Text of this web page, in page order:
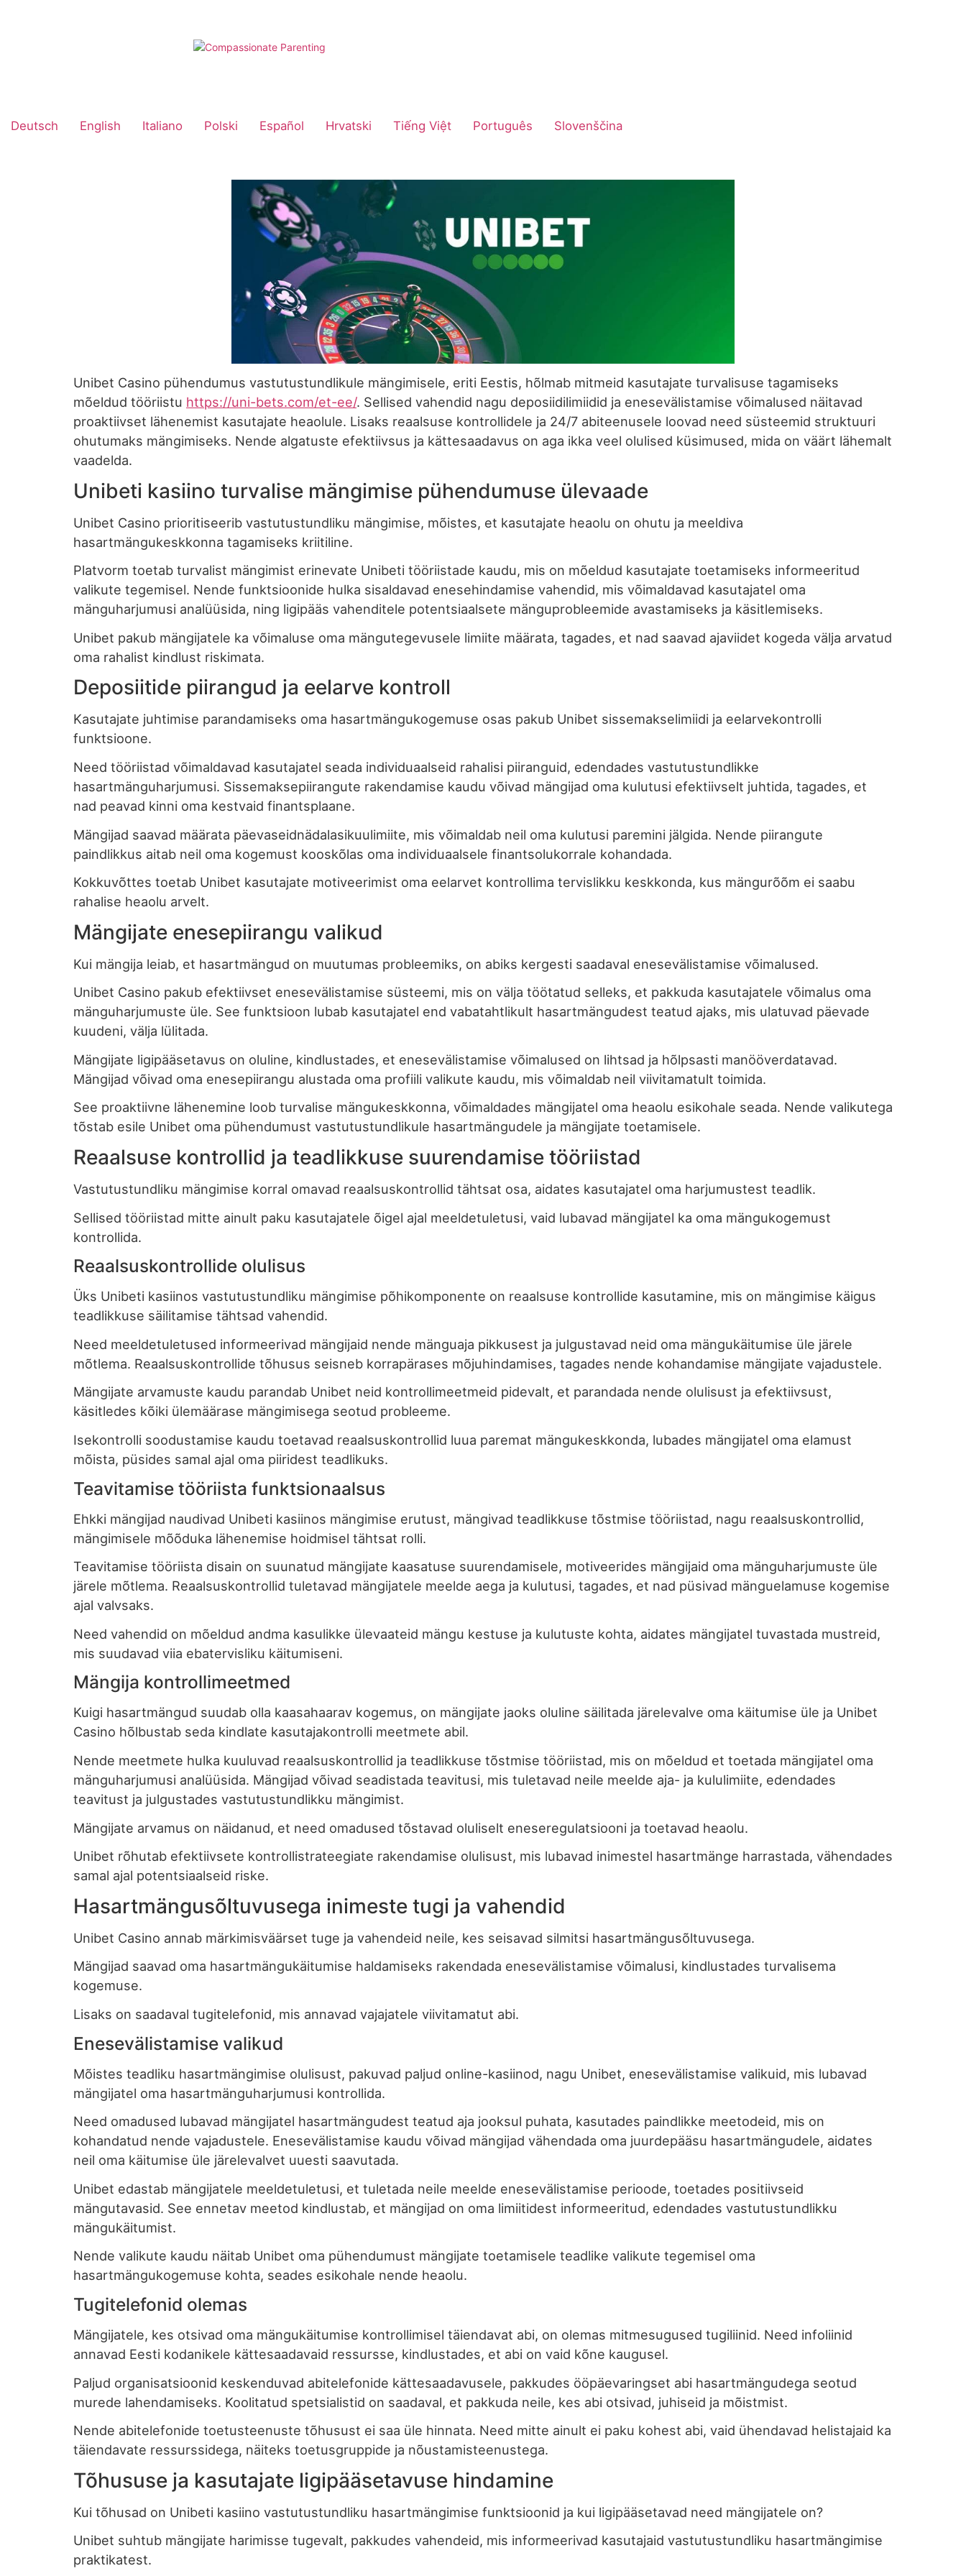
Deutsch English Italiano Polski Español Hrvatski Tiếng Việt Português Slovenščina
Unibet Casino pühendumus vastutustundlikule mängimisele, eriti Eestis, hõlmab mitmeid kasutajate turvalisuse tagamiseks
mõeldud tööriistu https://uni-bets.com/et-ee/. Sellised vahendid nagu deposiidilimiidid ja enesevälistamise võimalused näitavad
proaktiivset lähenemist kasutajate heaolule. Lisaks reaalsuse kontrollidele ja 24/7 abiteenusele loovad need süsteemid struktuuri
ohutumaks mängimiseks. Nende algatuste efektiivsus ja kättesaadavus on aga ikka veel olulised küsimused, mida on väärt lähemalt
vaadelda.
Unibeti kasiino turvalise mängimise pühendumuse ülevaade
Unibet Casino prioritiseerib vastutustundliku mängimise, mõistes, et kasutajate heaolu on ohutu ja meeldiva
hasartmängukeskkonna tagamiseks kriitiline.
Platvorm toetab turvalist mängimist erinevate Unibeti tööriistade kaudu, mis on mõeldud kasutajate toetamiseks informeeritud
valikute tegemisel. Nende funktsioonide hulka sisaldavad enesehindamise vahendid, mis võimaldavad kasutajatel oma
mänguharjumusi analüüsida, ning ligipääs vahenditele potentsiaalsete mänguprobleemide avastamiseks ja käsitlemiseks.
Unibet pakub mängijatele ka võimaluse oma mängutegevusele limiite määrata, tagades, et nad saavad ajaviidet kogeda välja arvatud
oma rahalist kindlust riskimata.
Deposiitide piirangud ja eelarve kontroll
Kasutajate juhtimise parandamiseks oma hasartmängukogemuse osas pakub Unibet sissemakselimiidi ja eelarvekontrolli
funktsioone.
Need tööriistad võimaldavad kasutajatel seada individuaalseid rahalisi piiranguid, edendades vastutustundlikke
hasartmänguharjumusi. Sissemaksepiirangute rakendamise kaudu võivad mängijad oma kulutusi efektiivselt juhtida, tagades, et
nad peavad kinni oma kestvaid finantsplaane.
Mängijad saavad määrata päevaseidnädalasikuulimiite, mis võimaldab neil oma kulutusi paremini jälgida. Nende piirangute
paindlikkus aitab neil oma kogemust kooskõlas oma individuaalsele finantsolukorrale kohandada.
Kokkuvõttes toetab Unibet kasutajate motiveerimist oma eelarvet kontrollima tervislikku keskkonda, kus mängurõõm ei saabu
rahalise heaolu arvelt.
Mängijate enesepiirangu valikud
Kui mängija leiab, et hasartmängud on muutumas probleemiks, on abiks kergesti saadaval enesevälistamise võimalused.
Unibet Casino pakub efektiivset enesevälistamise süsteemi, mis on välja töötatud selleks, et pakkuda kasutajatele võimalus oma
mänguharjumuste üle. See funktsioon lubab kasutajatel end vabatahtlikult hasartmängudest teatud ajaks, mis ulatuvad päevade
kuudeni, välja lülitada.
Mängijate ligipääsetavus on oluline, kindlustades, et enesevälistamise võimalused on lihtsad ja hõlpsasti manööverdatavad.
Mängijad võivad oma enesepiirangu alustada oma profiili valikute kaudu, mis võimaldab neil viivitamatult toimida.
See proaktiivne lähenemine loob turvalise mängukeskkonna, võimaldades mängijatel oma heaolu esikohale seada. Nende valikutega
tõstab esile Unibet oma pühendumust vastutustundlikule hasartmängudele ja mängijate toetamisele.
Reaalsuse kontrollid ja teadlikkuse suurendamise tööriistad
Vastutustundliku mängimise korral omavad reaalsuskontrollid tähtsat osa, aidates kasutajatel oma harjumustest teadlik.
Sellised tööriistad mitte ainult paku kasutajatele õigel ajal meeldetuletusi, vaid lubavad mängijatel ka oma mängukogemust
kontrollida.
Reaalsuskontrollide olulisus
Üks Unibeti kasiinos vastutustundliku mängimise põhikomponente on reaalsuse kontrollide kasutamine, mis on mängimise käigus
teadlikkuse säilitamise tähtsad vahendid.
Need meeldetuletused informeerivad mängijaid nende mänguaja pikkusest ja julgustavad neid oma mängukäitumise üle järele
mõtlema. Reaalsuskontrollide tõhusus seisneb korrapärases mõjuhindamises, tagades nende kohandamise mängijate vajadustele.
Mängijate arvamuste kaudu parandab Unibet neid kontrollimeetmeid pidevalt, et parandada nende olulisust ja efektiivsust,
käsitledes kõiki ülemäärase mängimisega seotud probleeme.
Isekontrolli soodustamise kaudu toetavad reaalsuskontrollid luua paremat mängukeskkonda, lubades mängijatel oma elamust
mõista, püsides samal ajal oma piiridest teadlikuks.
Teavitamise tööriista funktsionaalsus
Ehkki mängijad naudivad Unibeti kasiinos mängimise erutust, mängivad teadlikkuse tõstmise tööriistad, nagu reaalsuskontrollid,
mängimisele mõõduka lähenemise hoidmisel tähtsat rolli.
Teavitamise tööriista disain on suunatud mängijate kaasatuse suurendamisele, motiveerides mängijaid oma mänguharjumuste üle
järele mõtlema. Reaalsuskontrollid tuletavad mängijatele meelde aega ja kulutusi, tagades, et nad püsivad mänguelamuse kogemise
ajal valvsaks.
Need vahendid on mõeldud andma kasulikke ülevaateid mängu kestuse ja kulutuste kohta, aidates mängijatel tuvastada mustreid,
mis suudavad viia ebatervisliku käitumiseni.
Mängija kontrollimeetmed
Kuigi hasartmängud suudab olla kaasahaarav kogemus, on mängijate jaoks oluline säilitada järelevalve oma käitumise üle ja Unibet
Casino hõlbustab seda kindlate kasutajakontrolli meetmete abil.
Nende meetmete hulka kuuluvad reaalsuskontrollid ja teadlikkuse tõstmise tööriistad, mis on mõeldud et toetada mängijatel oma
mänguharjumusi analüüsida. Mängijad võivad seadistada teavitusi, mis tuletavad neile meelde aja- ja kululimiite, edendades
teavitust ja julgustades vastutustundlikku mängimist.
Mängijate arvamus on näidanud, et need omadused tõstavad oluliselt eneseregulatsiooni ja toetavad heaolu.
Unibet rõhutab efektiivsete kontrollistrateegiate rakendamise olulisust, mis lubavad inimestel hasartmänge harrastada, vähendades
samal ajal potentsiaalseid riske.
Hasartmängusõltuvusega inimeste tugi ja vahendid
Unibet Casino annab märkimisväärset tuge ja vahendeid neile, kes seisavad silmitsi hasartmängusõltuvusega.
Mängijad saavad oma hasartmängukäitumise haldamiseks rakendada enesevälistamise võimalusi, kindlustades turvalisema
kogemuse.
Lisaks on saadaval tugitelefonid, mis annavad vajajatele viivitamatut abi.
Enesevälistamise valikud
Mõistes teadliku hasartmängimise olulisust, pakuvad paljud online-kasiinod, nagu Unibet, enesevälistamise valikuid, mis lubavad
mängijatel oma hasartmänguharjumusi kontrollida.
Need omadused lubavad mängijatel hasartmängudest teatud aja jooksul puhata, kasutades paindlikke meetodeid, mis on
kohandatud nende vajadustele. Enesevälistamise kaudu võivad mängijad vähendada oma juurdepääsu hasartmängudele, aidates
neil oma käitumise üle järelevalvet uuesti saavutada.
Unibet edastab mängijatele meeldetuletusi, et tuletada neile meelde enesevälistamise perioode, toetades positiivseid
mängutavasid. See ennetav meetod kindlustab, et mängijad on oma limiitidest informeeritud, edendades vastutustundlikku
mängukäitumist.
Nende valikute kaudu näitab Unibet oma pühendumust mängijate toetamisele teadlike valikute tegemisel oma
hasartmängukogemuse kohta, seades esikohale nende heaolu.
Tugitelefonid olemas
Mängijatele, kes otsivad oma mängukäitumise kontrollimisel täiendavat abi, on olemas mitmesugused tugiliinid. Need infoliinid
annavad Eesti kodanikele kättesaadavaid ressursse, kindlustades, et abi on vaid kõne kaugusel.
Paljud organisatsioonid keskenduvad abitelefonide kättesaadavusele, pakkudes ööpäevaringset abi hasartmängudega seotud
murede lahendamiseks. Koolitatud spetsialistid on saadaval, et pakkuda neile, kes abi otsivad, juhiseid ja mõistmist.
Nende abitelefonide toetusteenuste tõhusust ei saa üle hinnata. Need mitte ainult ei paku kohest abi, vaid ühendavad helistajaid ka
täiendavate ressurssidega, näiteks toetusgruppide ja nõustamisteenustega.
Tõhususe ja kasutajate ligipääsetavuse hindamine
Kui tõhusad on Unibeti kasiino vastutustundliku hasartmängimise funktsioonid ja kui ligipääsetavad need mängijatele on?
Unibet suhtub mängijate harimisse tugevalt, pakkudes vahendeid, mis informeerivad kasutajaid vastutustundliku hasartmängimise
praktikatest.